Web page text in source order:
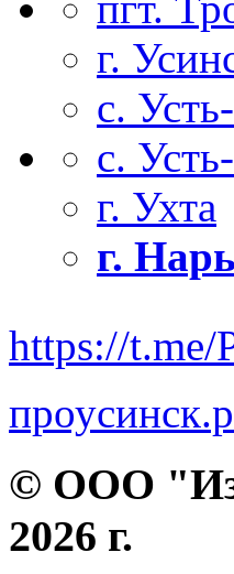
г.
с.
с.
г. Ухта
г.
https://t.me/
© ООО
2026 г.